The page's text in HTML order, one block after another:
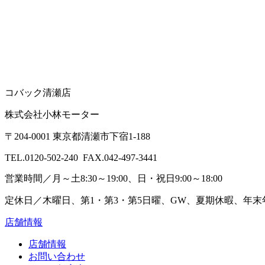
コバック清瀬店
株式会社小林モーター
〒204-0001 東京都清瀬市下宿1-188
TEL.0120-502-240 FAX.042-497-3441
営業時間／月～土8:30～19:00、日・祝日9:00～18:00
定休日／木曜日、第1・第3・第5日曜、GW、夏期休暇、年末
店舗情報
店舗情報
お問い合わせ